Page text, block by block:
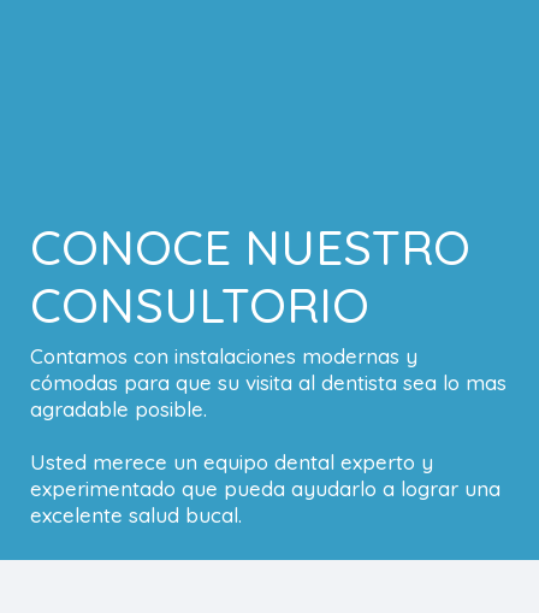
CONOCE NUESTRO
CONSULTORIO
Contamos con instalaciones modernas y
cómodas para que su visita al dentista sea lo mas
agradable posible.
Usted merece un equipo dental experto y
experimentado que pueda ayudarlo a lograr una
excelente salud bucal.